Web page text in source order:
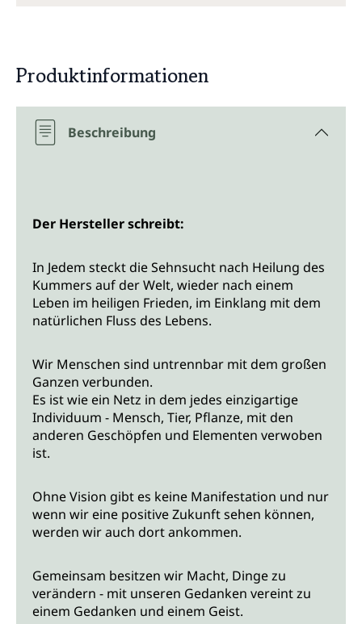
Produktinformationen
Beschreibung
Der Hersteller schreibt:
In Jedem steckt die Sehnsucht nach Heilung des
Kummers auf der Welt, wieder nach einem
Leben im heiligen Frieden, im Einklang mit dem
natürlichen Fluss des Lebens.
Wir Menschen sind untrennbar mit dem großen
Ganzen verbunden.
Es ist wie ein Netz in dem jedes einzigartige
Individuum - Mensch, Tier, Pflanze, mit den
anderen Geschöpfen und Elementen verwoben
ist.
Ohne Vision gibt es keine Manifestation und nur
wenn wir eine positive Zukunft sehen können,
werden wir auch dort ankommen.
Gemeinsam besitzen wir Macht, Dinge zu
verändern - mit unseren Gedanken vereint zu
einem Gedanken und einem Geist.